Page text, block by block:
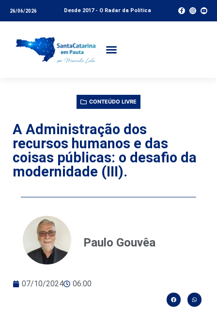
26/06/2026 Desde 2017 - O Radar da Política
CONTEÚDO LIVRE
A Administração dos
recursos humanos e das
coisas públicas: o desafio da
modernidade (III).
Paulo Gouvêa
07/10/2024 06:00